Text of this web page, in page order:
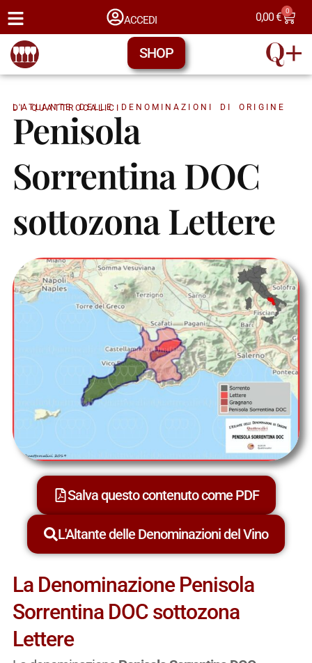
ACCEDI 0,00€ 0
SHOP
L'ATLANTE DELLE DENOMINAZIONI DI ORIGINE DI QUATTROCALICI
Penisola
Sorrentina DOC
sottozona Lettere
Salva questo contenuto come PDF
L'Altante delle Denominazioni del Vino
La Denominazione Penisola
Sorrentina DOC sottozona
Lettere